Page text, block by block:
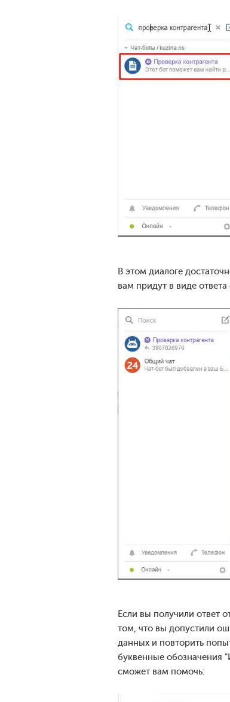
В этом диалоге
вам придут в виде ответа
Если вы получили ответ
том, что вы допустили
данных и повторить
буквенные обозначения
сможет вам помочь: